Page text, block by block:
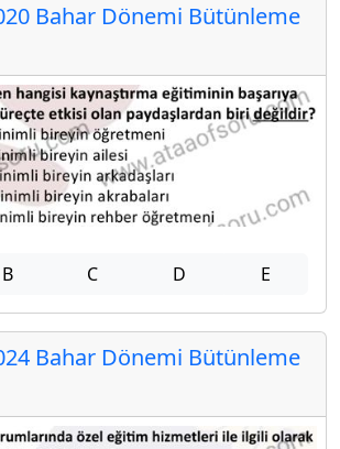
Bahar Dönemi Bütünleme
B C D E
Bahar Dönemi Bütünleme